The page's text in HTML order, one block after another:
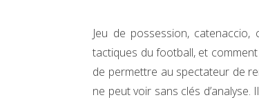
Jeu de possession,
tactiques du football, et
de permettre au spectateur de
ne peut voir sans clés